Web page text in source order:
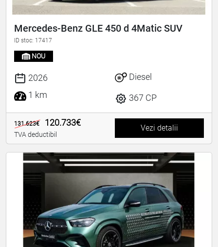
Mercedes-Benz GLE 450 d 4Matic SUV
ID stoc: 17417
NOU
2026
1 km
Diesel
367 CP
131.623€ 120.733€
TVA deductibil
Vezi detalii